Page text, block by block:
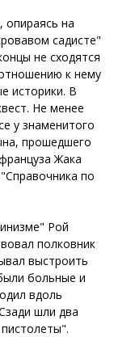
опираясь на
садисте"
не сходятся
к нему
историки. В
Не менее
у знаменитого
прошедшего
Жака
по
Рой
полковник
выстроить
больные и
вдоль
шли два